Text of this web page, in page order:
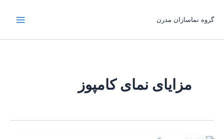
گروه نماسازان مدرن
مزایای نمای کامپوز